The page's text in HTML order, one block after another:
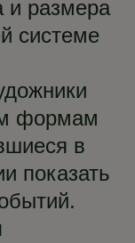
и размера
системе
формам
в
показать